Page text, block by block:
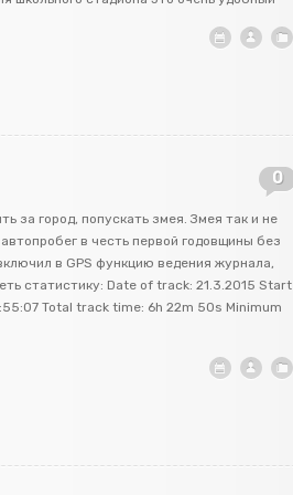
0
за город, попускать змея. Змея так и не
в честь первой годовщины без
в GPS функцию ведения журнала,
статистику: Date of track: 21.3.2015 Start
Total track time: 6h 22m 50s Minimum